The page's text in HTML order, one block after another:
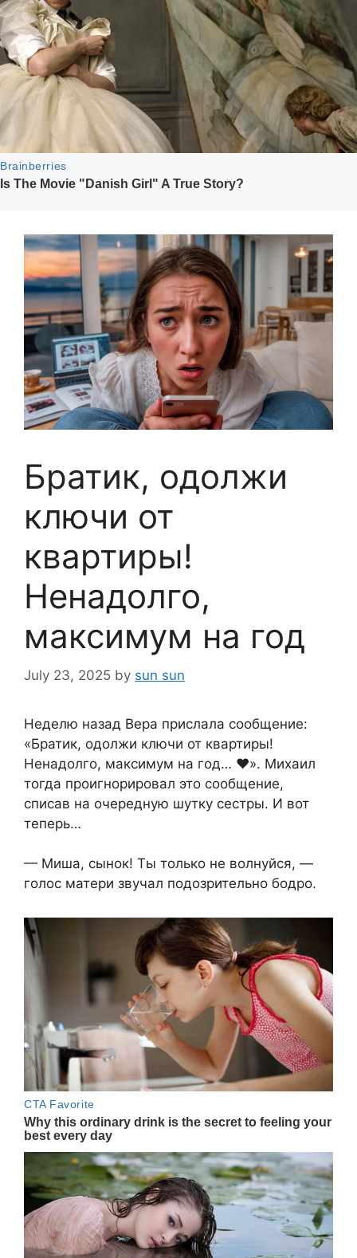
Братик, одолжи
ключи от
квартиры!
Ненадолго,
максимум на год
July 23, 2025 by sun sun
Неделю назад Вера прислала сообщение:
«Братик, одолжи ключи от квартиры!
Ненадолго, максимум на год… ♥». Михаил
тогда проигнорировал это сообщение,
списав на очередную шутку сестры. И вот
теперь…
— Миша, сынок! Ты только не волнуйся, —
голос матери звучал подозрительно бодро.